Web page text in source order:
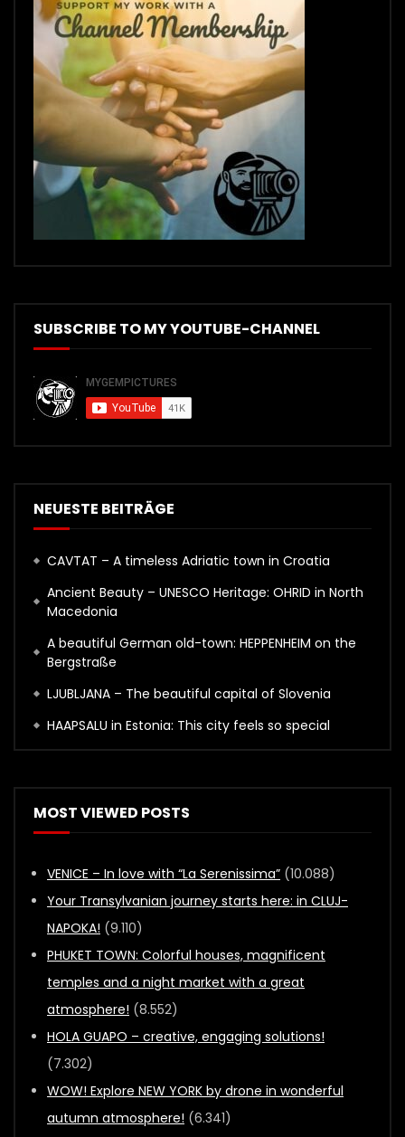
SUBSCRIBE TO MY YOUTUBE-CHANNEL
NEUESTE BEITRÄGE
CAVTAT – A timeless Adriatic town in Croatia
Ancient Beauty – UNESCO Heritage: OHRID in North
Macedonia
A beautiful German old-town: HEPPENHEIM on the
Bergstraße
LJUBLJANA – The beautiful capital of Slovenia
HAAPSALU in Estonia: This city feels so special
MOST VIEWED POSTS
VENICE – In love with “La Serenissima” (10.088)
Your Transylvanian journey starts here: in CLUJ-
NAPOKA! (9.110)
PHUKET TOWN: Colorful houses, magnificent
temples and a night market with a great
atmosphere! (8.552)
HOLA GUAPO – creative, engaging solutions!
(7.302)
WOW! Explore NEW YORK by drone in wonderful
autumn atmosphere! (6.341)